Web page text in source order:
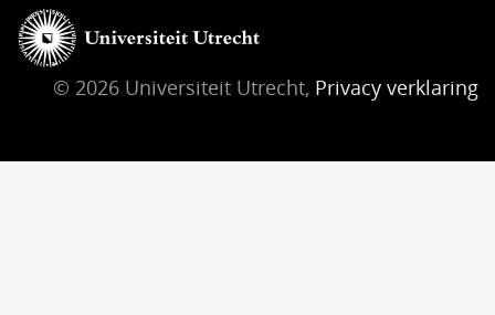
© 2026 Universiteit Utrecht, Privacy verklaring